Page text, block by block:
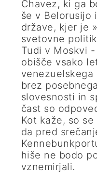
Chavez, ki ga
še v Belorusijo
države, kjer je
svetovne
Tudi v Moskvi
obišče vsako
brez
slovesnosti in
čast so
Kot kaže, so
da pred
hiše ne bodo
vznemirjali.